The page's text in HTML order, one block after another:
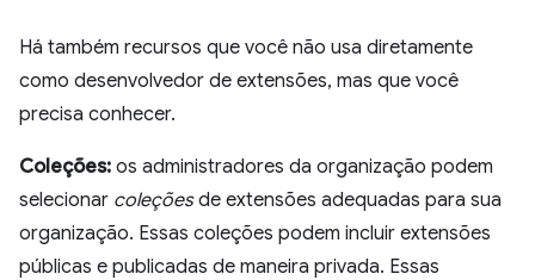
Há também recursos que você não usa diretamente
como desenvolvedor de extensões, mas que você
precisa conhecer.
Coleções: os administradores da organização podem
selecionar coleçõesde extensões adequadas para sua
organização. Essas coleções podem incluir extensões
públicas e publicadas de maneira privada. Essas